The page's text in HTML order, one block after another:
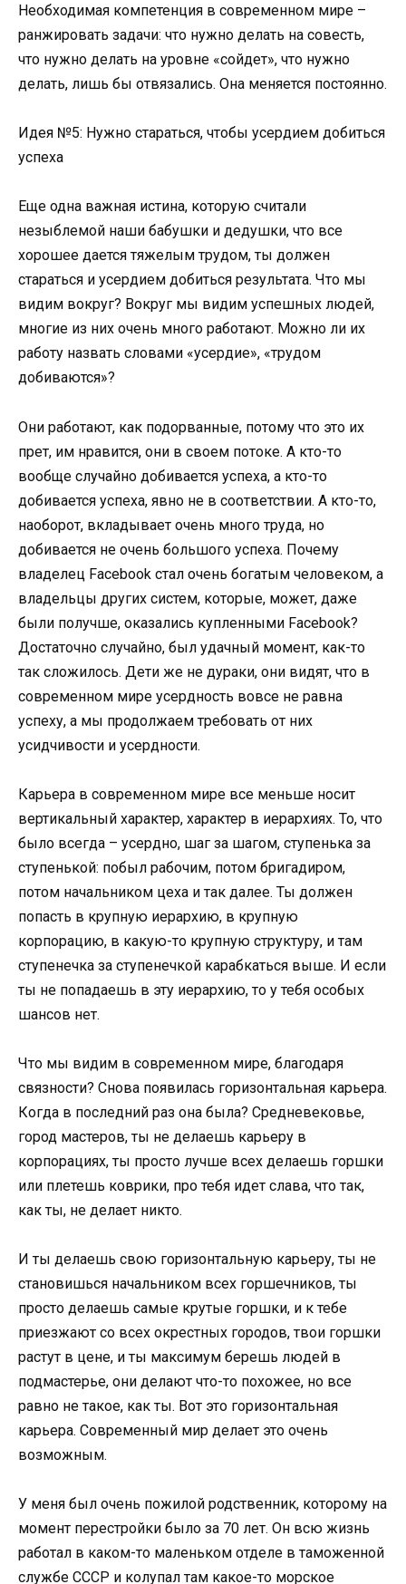
Необходимая компетенция в современном мире –
ранжировать задачи: что нужно делать на совесть,
что нужно делать на уровне «сойдет», что нужно
делать, лишь бы отвязались. Она меняется постоянно.
Идея №5: Нужно стараться, чтобы усердием добиться
успеха
Еще одна важная истина, которую считали
незыблемой наши бабушки и дедушки, что все
хорошее дается тяжелым трудом, ты должен
стараться и усердием добиться результата. Что мы
видим вокруг? Вокруг мы видим успешных людей,
многие из них очень много работают. Можно ли их
работу назвать словами «усердие», «трудом
добиваются»?
Они работают, как подорванные, потому что это их
прет, им нравится, они в своем потоке. А кто-то
вообще случайно добивается успеха, а кто-то
добивается успеха, явно не в соответствии. А кто-то,
наоборот, вкладывает очень много труда, но
добивается не очень большого успеха. Почему
владелец Facebook стал очень богатым человеком, а
владельцы других систем, которые, может, даже
были получше, оказались купленными Facebook?
Достаточно случайно, был удачный момент, как-то
так сложилось. Дети же не дураки, они видят, что в
современном мире усердность вовсе не равна
успеху, а мы продолжаем требовать от них
усидчивости и усердности.
Карьера в современном мире все меньше носит
вертикальный характер, характер в иерархиях. То, что
было всегда – усердно, шаг за шагом, ступенька за
ступенькой: побыл рабочим, потом бригадиром,
потом начальником цеха и так далее. Ты должен
попасть в крупную иерархию, в крупную
корпорацию, в какую-то крупную структуру, и там
ступенечка за ступенечкой карабкаться выше. И если
ты не попадаешь в эту иерархию, то у тебя особых
шансов нет.
Что мы видим в современном мире, благодаря
связности? Снова появилась горизонтальная карьера.
Когда в последний раз она была? Средневековье,
город мастеров, ты не делаешь карьеру в
корпорациях, ты просто лучше всех делаешь горшки
или плетешь коврики, про тебя идет слава, что так,
как ты, не делает никто.
И ты делаешь свою горизонтальную карьеру, ты не
становишься начальником всех горшечников, ты
просто делаешь самые крутые горшки, и к тебе
приезжают со всех окрестных городов, твои горшки
растут в цене, и ты максимум берешь людей в
подмастерье, они делают что-то похожее, но все
равно не такое, как ты. Вот это горизонтальная
карьера. Современный мир делает это очень
возможным.
У меня был очень пожилой родственник, которому на
момент перестройки было за 70 лет. Он всю жизнь
работал в каком-то маленьком отделе в таможенной
службе СССР и колупал там какое-то морское